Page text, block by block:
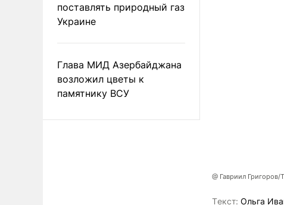
поставлять природный газ
Украине
Глава МИД Азербайджана
возложил цветы к
памятнику ВСУ
@ Гавриил Григоров/
Tекст: Ольга